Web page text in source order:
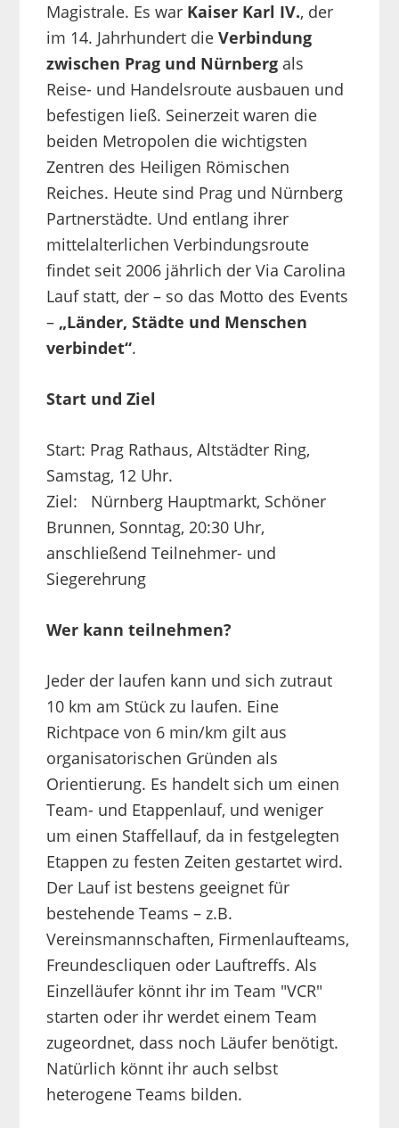
Magistrale. Es war Kaiser Karl IV., der
im 14. Jahrhundert dieVerbindung
zwischen Prag und Nürnberg als
Reise- und Handelsroute ausbauen und
befestigen ließ. Seinerzeit waren die
beiden Metropolen die wichtigsten
Zentren des Heiligen Römischen
Reiches. Heute sind Prag und Nürnberg
Partnerstädte. Und entlang ihrer
mittelalterlichen Verbindungsroute
findet seit 2006 jährlich der Via Carolina
Lauf statt, der – so das Motto des Events
– „Länder, Städte und Menschen
verbindet“.
Start und Ziel
Start: Prag Rathaus, Altstädter Ring,
Samstag, 12 Uhr.
Ziel: Nürnberg Hauptmarkt, Schöner
Brunnen, Sonntag, 20:30 Uhr,
anschließend Teilnehmer- und
Siegerehrung
Wer kann teilnehmen?
Jeder der laufen kann und sich zutraut
10 km am Stück zu laufen. Eine
Richtpace von 6 min/km gilt aus
organisatorischen Gründen als
Orientierung. Es handelt sich um einen
Team- und Etappenlauf, und weniger
um einen Staffellauf, da in festgelegten
Etappen zu festen Zeiten gestartet wird.
Der Lauf ist bestens geeignet für
bestehende Teams – z.B.
Vereinsmannschaften, Firmenlaufteams,
Freundescliquen oder Lauftreffs. Als
Einzelläufer könnt ihr im Team "VCR"
starten oder ihr werdet einem Team
zugeordnet, dass noch Läufer benötigt.
Natürlich könnt ihr auch selbst
heterogene Teams bilden.